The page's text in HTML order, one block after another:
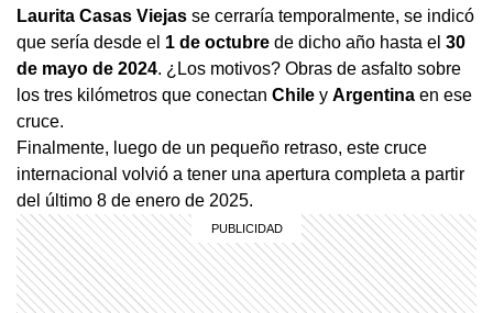
Laurita Casas Viejas se cerraría temporalmente, se indicó
que sería desde el 1 de octubre de dicho año hasta el 30
de mayo de 2024. ¿Los motivos? Obras de asfalto sobre
los tres kilómetros que conectan Chile y Argentina en ese
cruce.
Finalmente, luego de un pequeño retraso, este cruce
internacional volvió a tener una apertura completa a partir
del último 8 de enero de 2025.